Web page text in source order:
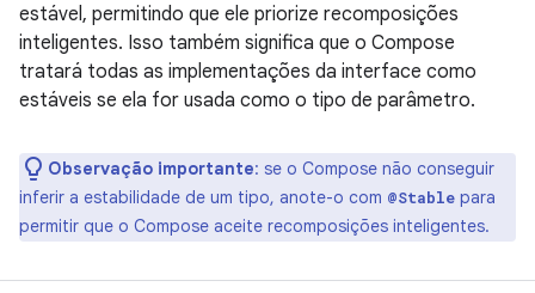
estável, permitindo que ele priorize recomposições
inteligentes. Isso também significa que o Compose
tratará todas as implementações da interface como
estáveis se ela for usada como o tipo de parâmetro.
Observação importante: se o Compose não conseguir
inferir a estabilidade de um tipo, anote-o com @Stable para
permitir que o Compose aceite recomposições inteligentes.